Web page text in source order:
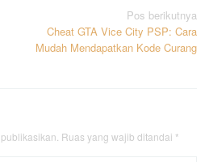
Pos berikutnya
Cheat GTA Vice City PSP: Cara
Mudah Mendapatkan Kode Curang
Ruas yang wajib ditandai *